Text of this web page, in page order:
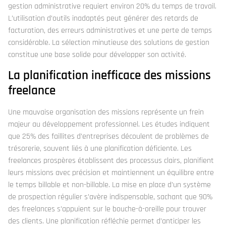
gestion administrative requiert environ 20% du temps de travail.
L’utilisation d’outils inadaptés peut générer des retards de
facturation, des erreurs administratives et une perte de temps
considérable. La sélection minutieuse des solutions de gestion
constitue une base solide pour développer son activité.
La planification inefficace des missions
freelance
Une mauvaise organisation des missions représente un frein
majeur au développement professionnel. Les études indiquent
que 25% des faillites d’entreprises découlent de problèmes de
trésorerie, souvent liés à une planification déficiente. Les
freelances prospères établissent des processus clairs, planifient
leurs missions avec précision et maintiennent un équilibre entre
le temps billable et non-billable. La mise en place d’un système
de prospection régulier s’avère indispensable, sachant que 90%
des freelances s’appuient sur le bouche-à-oreille pour trouver
des clients. Une planification réfléchie permet d’anticiper les